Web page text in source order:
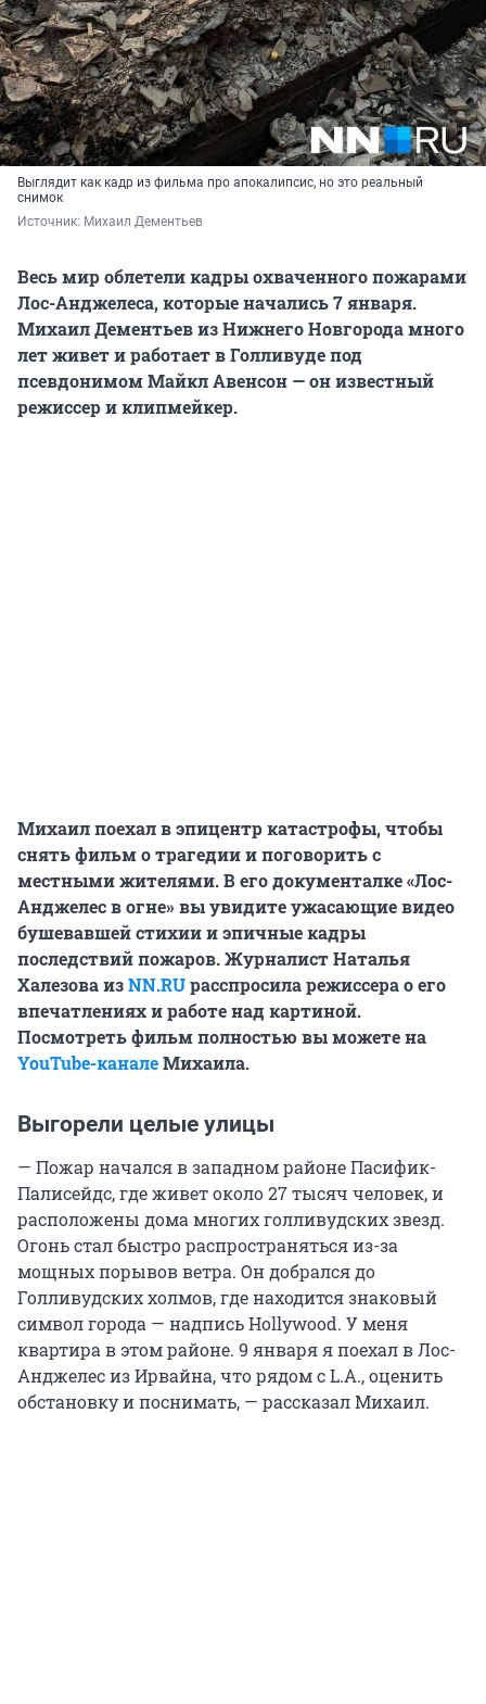
Выглядит как кадр из фильма про апокалипсис, но это реальный
снимок
Источник: Михаил Дементьев
Весь мир облетели кадры охваченного пожарами
Лос-Анджелеса, которые начались 7 января.
Михаил Дементьев из Нижнего Новгорода много
лет живет и работает в Голливуде под
псевдонимом Майкл Авенсон — он известный
режиссер и клипмейкер.
Михаил поехал в эпицентр катастрофы, чтобы
снять фильм о трагедии и поговорить с
местными жителями. В его документалке «Лос-
Анджелес в огне» вы увидите ужасающие видео
бушевавшей стихии и эпичные кадры
последствий пожаров. Журналист Наталья
Халезова изNN.RUрасспросила режиссера о его
впечатлениях и работе над картиной.
Посмотреть фильм полностью вы можете на
YouTube-каналеМихаила.
Выгорели целые улицы
— Пожар начался в западном районе Пасифик-
Палисейдс, где живет около 27 тысяч человек, и
расположены дома многих голливудских звезд.
Огонь стал быстро распространяться из-за
мощных порывов ветра. Он добрался до
Голливудских холмов, где находится знаковый
символ города — надпись Hollywood. У меня
квартира в этом районе. 9 января я поехал в Лос-
Анджелес из Ирвайна, что рядом с L.A., оценить
обстановку и поснимать, — рассказал Михаил.